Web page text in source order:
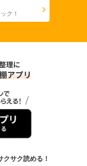
ク！
サク読める！